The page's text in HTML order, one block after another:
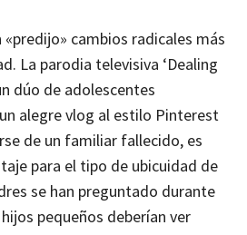
cambios radicales más
La parodia televisiva ‘Dealing
dúo de adolescentes
alegre vlog al estilo Pinterest
de un familiar fallecido, es
para el tipo de ubicuidad de
se han preguntado durante
pequeños deberían ver